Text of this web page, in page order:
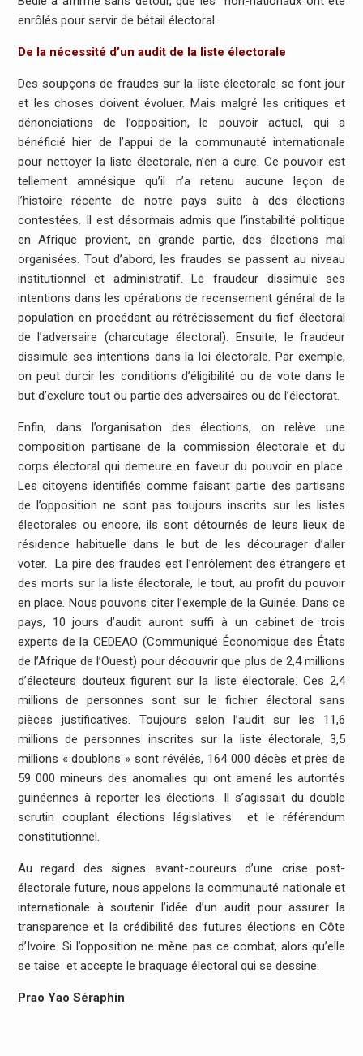
enrôlés pour servir de bétail électoral.
De la nécessité d’un audit de la liste électorale
Des soupçons de fraudes sur la liste électorale se font jour
et les choses doivent évoluer. Mais malgré les critiques et
dénonciations de l’opposition, le pouvoir actuel, qui a
bénéficié hier de l’appui de la communauté internationale
pour nettoyer la liste électorale, n’en a cure. Ce pouvoir est
tellement amnésique qu’il n’a retenu aucune leçon de
l’histoire récente de notre pays suite à des élections
contestées. Il est désormais admis que l’instabilité politique
en Afrique provient, en grande partie, des élections mal
organisées. Tout d’abord, les fraudes se passent au niveau
institutionnel et administratif. Le fraudeur dissimule ses
intentions dans les opérations de recensement général de la
population en procédant au rétrécissement du fief électoral
de l’adversaire (charcutage électoral). Ensuite, le fraudeur
dissimule ses intentions dans la loi électorale. Par exemple,
on peut durcir les conditions d’éligibilité ou de vote dans le
but d’exclure tout ou partie des adversaires ou de l’électorat.
Enfin, dans l’organisation des élections, on relève une
composition partisane de la commission électorale et du
corps électoral qui demeure en faveur du pouvoir en place.
Les citoyens identifiés comme faisant partie des partisans
de l’opposition ne sont pas toujours inscrits sur les listes
électorales ou encore, ils sont détournés de leurs lieux de
résidence habituelle dans le but de les décourager d’aller
voter. La pire des fraudes est l’enrôlement des étrangers et
des morts sur la liste électorale, le tout, au profit du pouvoir
en place. Nous pouvons citer l’exemple de la Guinée. Dans ce
pays, 10 jours d’audit auront suffi à un cabinet de trois
experts de la CEDEAO (Communiqué Économique des États
de l’Afrique de l’Ouest) pour découvrir que plus de 2,4 millions
d’électeurs douteux figurent sur la liste électorale. Ces 2,4
millions de personnes sont sur le fichier électoral sans
pièces justificatives. Toujours selon l’audit sur les 11,6
millions de personnes inscrites sur la liste électorale, 3,5
millions « doublons » sont révélés, 164 000 décès et près de
59 000 mineurs des anomalies qui ont amené les autorités
guinéennes à reporter les élections. Il s’agissait du double
scrutin couplant élections législatives et le référendum
constitutionnel.
Au regard des signes avant-coureurs d’une crise post-
électorale future, nous appelons la communauté nationale et
internationale à soutenir l’idée d’un audit pour assurer la
transparence et la crédibilité des futures élections en Côte
d’Ivoire. Si l’opposition ne mène pas ce combat, alors qu’elle
se taise et accepte le braquage électoral qui se dessine.
Prao Yao Séraphin